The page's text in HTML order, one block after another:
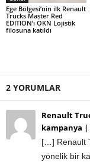
Ege Bölgesi’nin ilk Renault
Trucks Master Red
EDITION’ı ÖKN Lojistik
filosuna katıldı
2 YORUMLAR
Renault
kampanya
[…] Renault
yönelik bir